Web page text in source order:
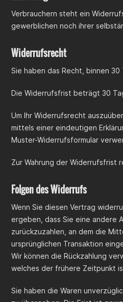
Verbrauchern steht ein
gewerblichen noch ihrer
Widerrufsrecht
Sie haben das Recht, binnen
Die Widerrufsfrist beträgt 30
Um Ihr Widerrufsrecht
mittels einer eindeutigen
Muster-Widerrufsformular
Zur Wahrung der Widerrufsfrist
Folgen des Widerrufs
Wenn Sie diesen Vertrag
ergeben, dass Sie eine andere
zurückzuzahlen, an dem die
ursprünglichen Transaktion
Wir können die Rückzahlung
welches der frühere Zeitpunkt
Sie haben die Waren